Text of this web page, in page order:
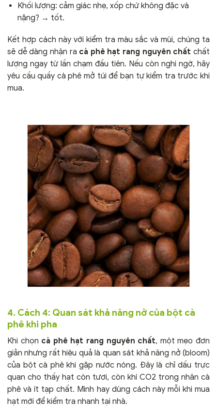
Khối lượng: cảm giác nhẹ, xốp chứ không đặc và
nặng? → tốt.
Kết hợp cách này với kiểm tra màu sắc và mùi, chúng ta
sẽ dễ dàng nhận ra cà phê hạt rang nguyên chất chất
lượng ngay từ lần chạm đầu tiên. Nếu còn nghi ngờ, hãy
yêu cầu quầy cà phê mở túi để bạn tự kiểm tra trước khi
mua.
4. Cách 4: Quan sát khả năng nở của bột cà
phê khi pha
Khi chọn cà phê hạt rang nguyên chất, một mẹo đơn
giản nhưng rất hiệu quả là quan sát khả năng nở (bloom)
của bột cà phê khi gặp nước nóng. Đây là chỉ dấu trực
quan cho thấy hạt còn tươi, còn khí CO2 trong nhân cà
phê và ít tạp chất. Mình hay dùng cách này mỗi khi mua
hạt mới để kiểm tra nhanh tại nhà.